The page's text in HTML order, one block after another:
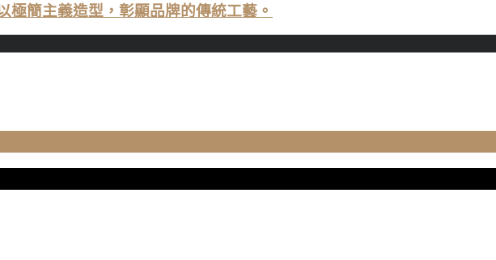
極簡主義造型，彰顯品牌的傳統工藝。